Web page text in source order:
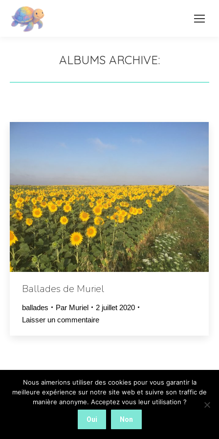
ALBUMS ARCHIVE:
Ballades de Muriel
ballades Par Muriel
2 juillet 2020
Laisser un commentaire
Menu général
Nous aimerions utiliser des cookies pour vous garantir la
meilleure expérience sur notre site web et suivre son traffic de
manière anonyme. Acceptez vous leur utilisation ?
Oui Non